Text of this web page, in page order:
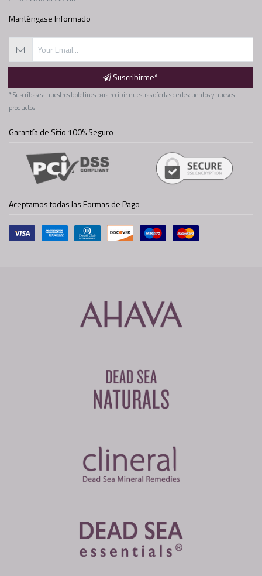
Manténgase Informado
Suscribirme*
* Suscríbase a nuestros boletines para recibir nuestras ofertas de descuentos y nuevos
productos.
Garantía de Sitio 100% Seguro
Aceptamos todas las Formas de Pago